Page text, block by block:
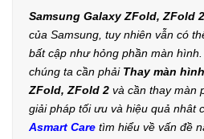
Samsung Galaxy ZFold, ZFold 2
của Samsung, tuy nhiên vẫn có
bất cập như hỏng phần màn
chúng ta cần phải Thay màn
ZFold, ZFold 2 và cần thay màn
giải pháp tối ưu và hiệu quả nhât
Asmart Care tìm hiểu về vấn đề